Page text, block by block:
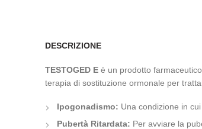
DESCRIZIONE
TESTOGED E è un prodotto
terapia di sostituzione ormonale per
Ipogonadismo: Una condizione in
Pubertà Ritardata: Per avviare la